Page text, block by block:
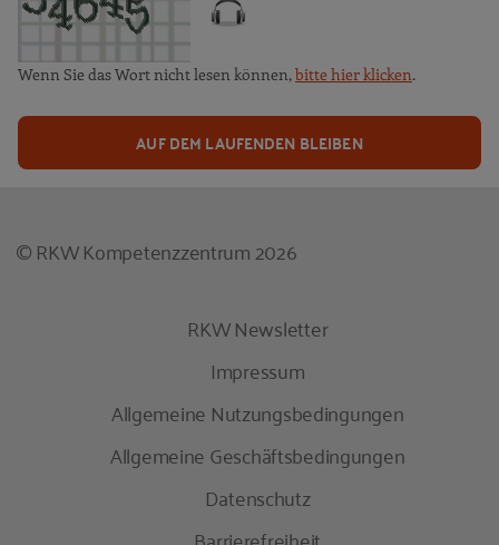
Wenn Sie das Wort nicht lesen können, bitte hier klicken.
AUF DEM LAUFENDEN BLEIBEN
© RKW Kompetenzzentrum 2026
RKW Newsletter
Impressum
Allgemeine Nutzungsbedingungen
Allgemeine Geschäftsbedingungen
Datenschutz